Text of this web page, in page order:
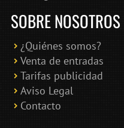
SOBRE NOSOTROS
¿Quiénes somos?
Venta de entradas
Tarifas publicidad
Aviso Legal
Contacto